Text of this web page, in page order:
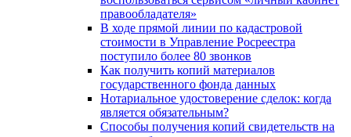
правообладателя»
В ходе прямой линии по кадастровой
стоимости в Управление Росреестра
поступило более 80 звонков
Как получить копий материалов
государственного фонда данных
Нотариальное удостоверение сделок: когда
является обязательным?
Способы получения копий свидетельств на